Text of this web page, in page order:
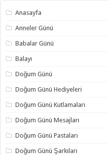
Anasayfa
Anneler Günü
Babalar Günü
Balayı
Doğum Günü
Doğum Günü Hediyeleri
Doğum Günü Kutlamaları
Doğum Günü Mesajları
Doğum Günü Pastaları
Doğum Günü Şarkıları